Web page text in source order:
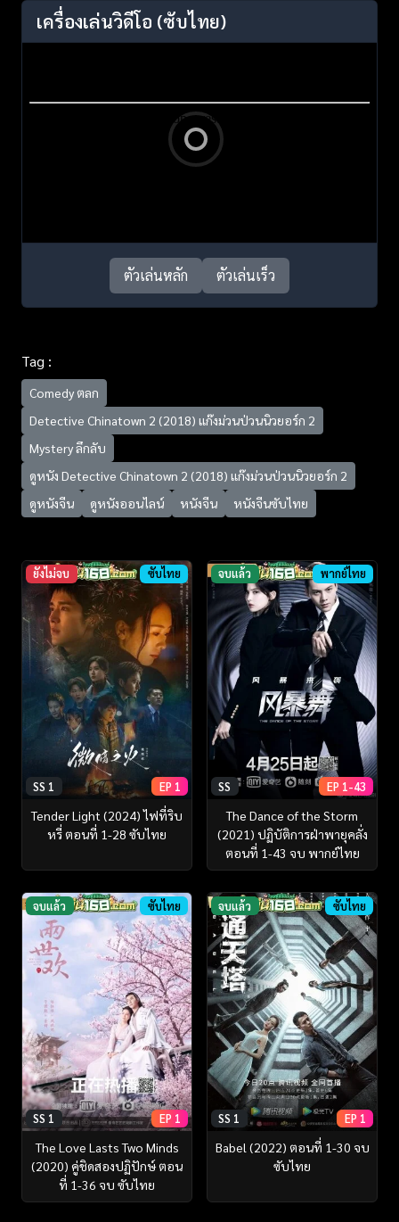
เครื่องเล่นวิดีโอ (ซับไทย)
ตัวเล่นหลัก ตัวเล่นเร็ว
Tag :
Comedy ตลก
Detective Chinatown 2 (2018) แก๊งม่วนป่วนนิวยอร์ก 2
Mystery ลึกลับ
ดูหนัง Detective Chinatown 2 (2018) แก๊งม่วนป่วนนิวยอร์ก 2
ดูหนังจีน
ดูหนังออนไลน์ หนังจีน หนังจีนซับไทย
ยังไม่จบ ซับไทย
SS 1 EP 1
Tender Light (2024) ไฟที่ริบ
หรี่ ตอนที่ 1-28 ซับไทย
จบแล้ว พากย์ไทย
SS EP 1-43
The Dance of the Storm
(2021) ปฏิบัติการฝ่าพายุคลั่ง
ตอนที่ 1-43 จบ พากย์ไทย
จบแล้ว ซับไทย
SS 1 EP 1
The Love Lasts Two Minds
(2020) คู่ชิดสองปฏิปักษ์ ตอน
ที่ 1-36 จบ ซับไทย
จบแล้ว ซับไทย
SS 1 EP 1
Babel (2022) ตอนที่ 1-30 จบ
ซับไทย